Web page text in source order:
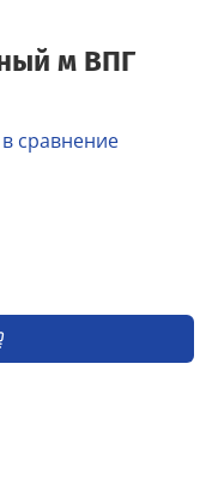
м ВПГ
сравнение